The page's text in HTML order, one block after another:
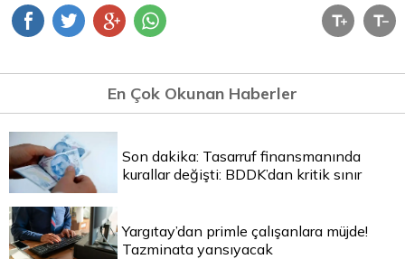
En Çok Okunan Haberler
Son dakika: Tasarruf finansmanında
kurallar değişti: BDDK’dan kritik sınır
Yargıtay’dan primle çalışanlara müjde!
Tazminata yansıyacak